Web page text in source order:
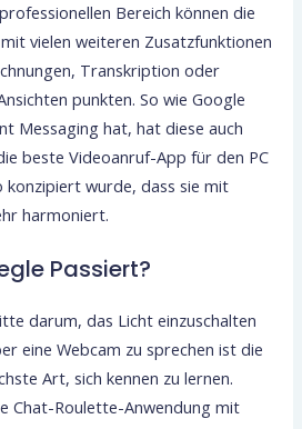
Bereich können die
vielen weiteren Zusatzfunktionen
Transkription oder
punkten. So wie Google
Messaging hat, hat diese auch
beste Videoanruf-App für den PC
konzipiert wurde, dass sie mit
harmoniert.
Passiert?
darum, das Licht einzuschalten
eine Webcam zu sprechen ist die
Art, sich kennen zu lernen.
Chat-Roulette-Anwendung mit